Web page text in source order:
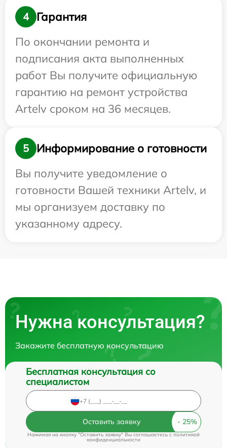
4
Гарантия
По окончании ремонта и
подписания акта выполненных
работ Вы получите официальную
гарантию на ремонт устройства
Artelv сроком на 36 месяцев.
5
Информирование о готовности
Вы получите уведомление о
готовности Вашей техники Artelv, и
мы организуем доставку по
указанному адресу.
Нужна консультация?
Закажите бесплатную консультацию
Бесплатная консультация со
специалистом
Оставить заявку
Нажимая на кнопку "Оставить заявку" Вы соглашаетесь c политикой
конфиденциальности